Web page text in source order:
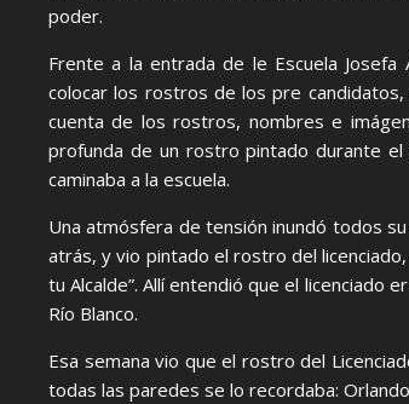
poder.
Frente a la entrada de le Escuela
colocar los rostros de los pre candidatos,
cuenta de los rostros, nombres e
profunda de un rostro pintado durante
caminaba a la escuela.
Una atmósfera de tensión inundó todos
atrás, y vio pintado el rostro del
tu Alcalde”. Allí entendió que el licenciado
Río Blanco.
Esa semana vio que el rostro del
todas las paredes se lo recordaba: